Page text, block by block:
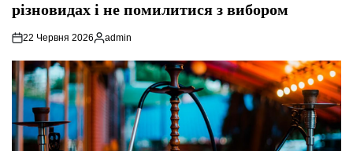
різновидах і не помилитися з вибором
22 Червня 2026
Опубліковано
admin